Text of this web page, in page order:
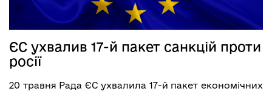
ЄС ухвалив 17-й пакет санкцій проти
росії
20 травня Рада ЄСухвалила 17-й пакет економічних